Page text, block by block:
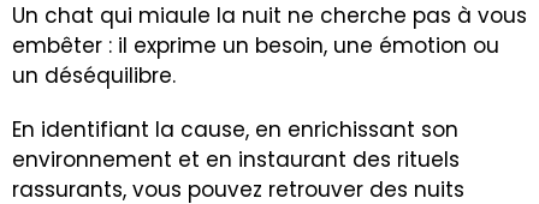
Un chat qui miaule la nuit ne cherche pas à vous
embêter : il exprime un besoin, une émotion ou
un déséquilibre.
En identifiant la cause, en enrichissant son
environnement et en instaurant des rituels
rassurants, vous pouvez retrouver des nuits